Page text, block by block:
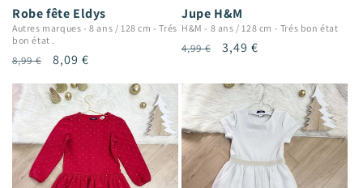
Robe fête Eldys
Autres marques -8 ans / 128 cm -Trés
bon état .
Prix
8,99 €
Prix
8,09 €
Jupe H&M
H&M - 8 ans / 128 cm - Trés bon état
Prix
4,99 €
Prix
3,49 €